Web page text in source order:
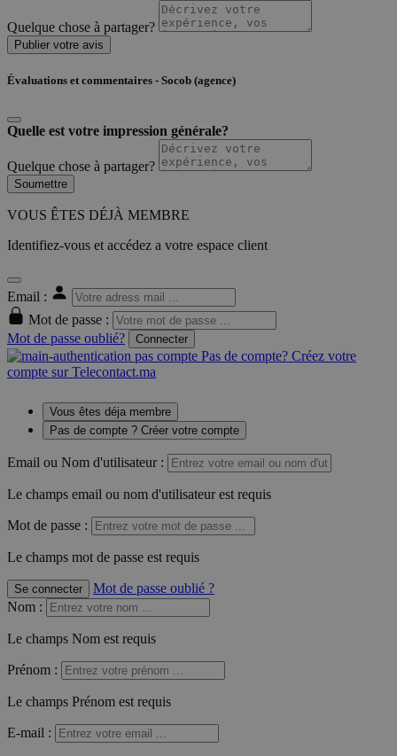
Quelque chose à partager?
Publier votre avis
Évaluations et commentaires - Socob (agence)
Quelle est votre impression générale?
Quelque chose à partager?
Soumettre
VOUS ÊTES DÉJÀ MEMBRE
Identifiez-vous et accédez a votre espace client
Email :
Mot de passe :
Mot de passe oublié?
Connecter
Pas de compte? Créez votre
compte sur Telecontact.ma
Vous êtes déja membre
Pas de compte ? Créer votre compte
Email ou Nom d'utilisateur :
Le champs email ou nom d'utilisateur est requis
Mot de passe :
Le champs mot de passe est requis
Se connecter
Mot de passe oublié ?
Nom :
Le champs Nom est requis
Prénom :
Le champs Prénom est requis
E-mail :